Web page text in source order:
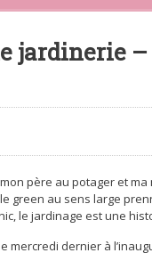
jardinerie
père au potager et
green au sens large
le jardinage est une
mercredi dernier à